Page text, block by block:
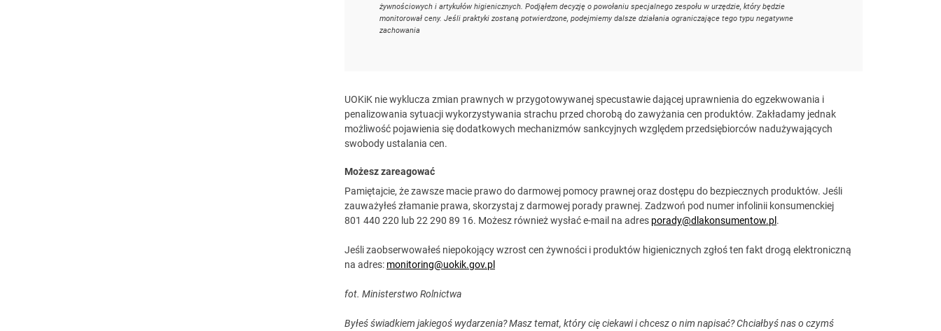
żywnościowych i artykułów higienicznych. Podjąłem decyzję o powołaniu specjalnego zespołu w urzędzie, który będzie
monitorował ceny. Jeśli praktyki zostaną potwierdzone, podejmiemy dalsze działania ograniczające tego typu negatywne
zachowania
UOKiK nie wyklucza zmian prawnych w przygotowywanej specustawie dającej uprawnienia do egzekwowania i
penalizowania sytuacji wykorzystywania strachu przed chorobą do zawyżania cen produktów. Zakładamy jednak
możliwość pojawienia się dodatkowych mechanizmów sankcyjnych względem przedsiębiorców nadużywających
swobody ustalania cen.
Możesz zareagować
Pamiętajcie, że zawsze macie prawo do darmowej pomocy prawnej oraz dostępu do bezpiecznych produktów. Jeśli
zauważyłeś złamanie prawa, skorzystaj z darmowej porady prawnej. Zadzwoń pod numer infolinii konsumenckiej
801 440 220 lub 22 290 89 16. Możesz również wysłać e-mail na adres porady@dlakonsumentow.pl .
Jeśli zaobserwowałeś niepokojący wzrost cen żywności i produktów higienicznych zgłoś ten fakt drogą elektroniczną
na adres: monitoring@uokik.gov.pl
fot. Ministerstwo Rolnictwa
Byłeś świadkiem jakiegoś wydarzenia? Masz temat, który cię ciekawi i chcesz o nim napisać? Chciałbyś nas o czymś